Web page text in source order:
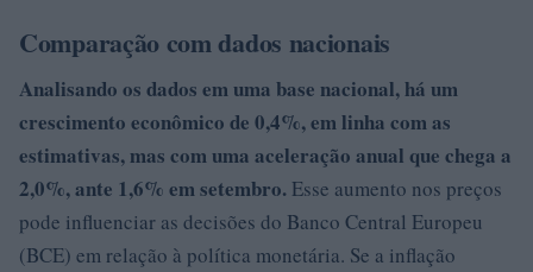
Comparação com dados nacionais
Analisando os dados em uma base nacional, há um
crescimento econômico de 0,4%, em linha com as
estimativas, mas com uma aceleração anual que chega a
2,0%, ante 1,6% em setembro. Esse aumento nos preços
pode influenciar as decisões do Banco Central Europeu
(BCE) em relação à política monetária. Se a inflação